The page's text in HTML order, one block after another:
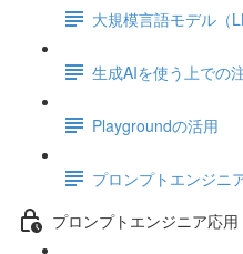
大規模言語モデル（
生成AIを使う上での
Playgroundの活用
プロンプトエンジニ
プロンプトエンジニア応用